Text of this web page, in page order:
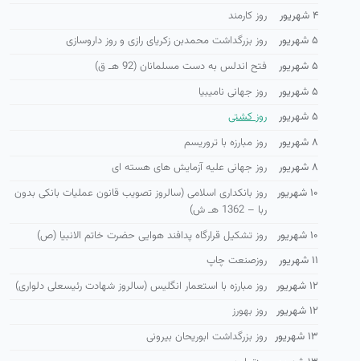
۴ شهریور
روز کارمند
۵ شهریور
روز بزرگداشت محمدبن زکریای رازی و روز داروسازی
۵ شهریور
فتح اندلس به دست مسلمانان (92 هـ ق)
۵ شهریور
روز جهانی نامیبیا
۵ شهریور
روز كشتی
۸ شهریور
روز مبارزه با تروریسم
۸ شهریور
روز جهانی علیه آزمایش های هسته ای
۱۰ شهریور
روز بانكداری اسلامی (سالروز تصویب قانون عملیات بانكی بدون
ربا – 1362 هـ ش)
۱۰ شهریور
روز تشكیل قرارگاه پدافند هوایی حضرت خاتم الانبیا (ص)
۱۱ شهریور
روزصنعت چاپ
۱۲ شهریور
روز مبارزه با استعمار انگلیس (سالروز شهادت رئیسعلی دلواری)
۱۲ شهریور
روز بهورز
۱۳ شهریور
روز بزرگداشت ابوریحان بیرونی